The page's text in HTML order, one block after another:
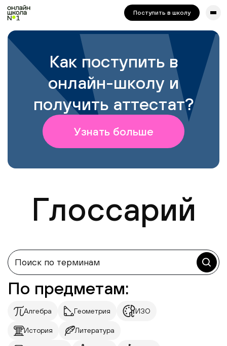
сайта. Для корректной работы попробуйте отключить VPN.
Поступить в школу
Как поступить в
онлайн-школу и
получить аттестат?
Узнать больше
Глоссарий
По предметам:
Алгебра Геометрия ИЗО
История Литература